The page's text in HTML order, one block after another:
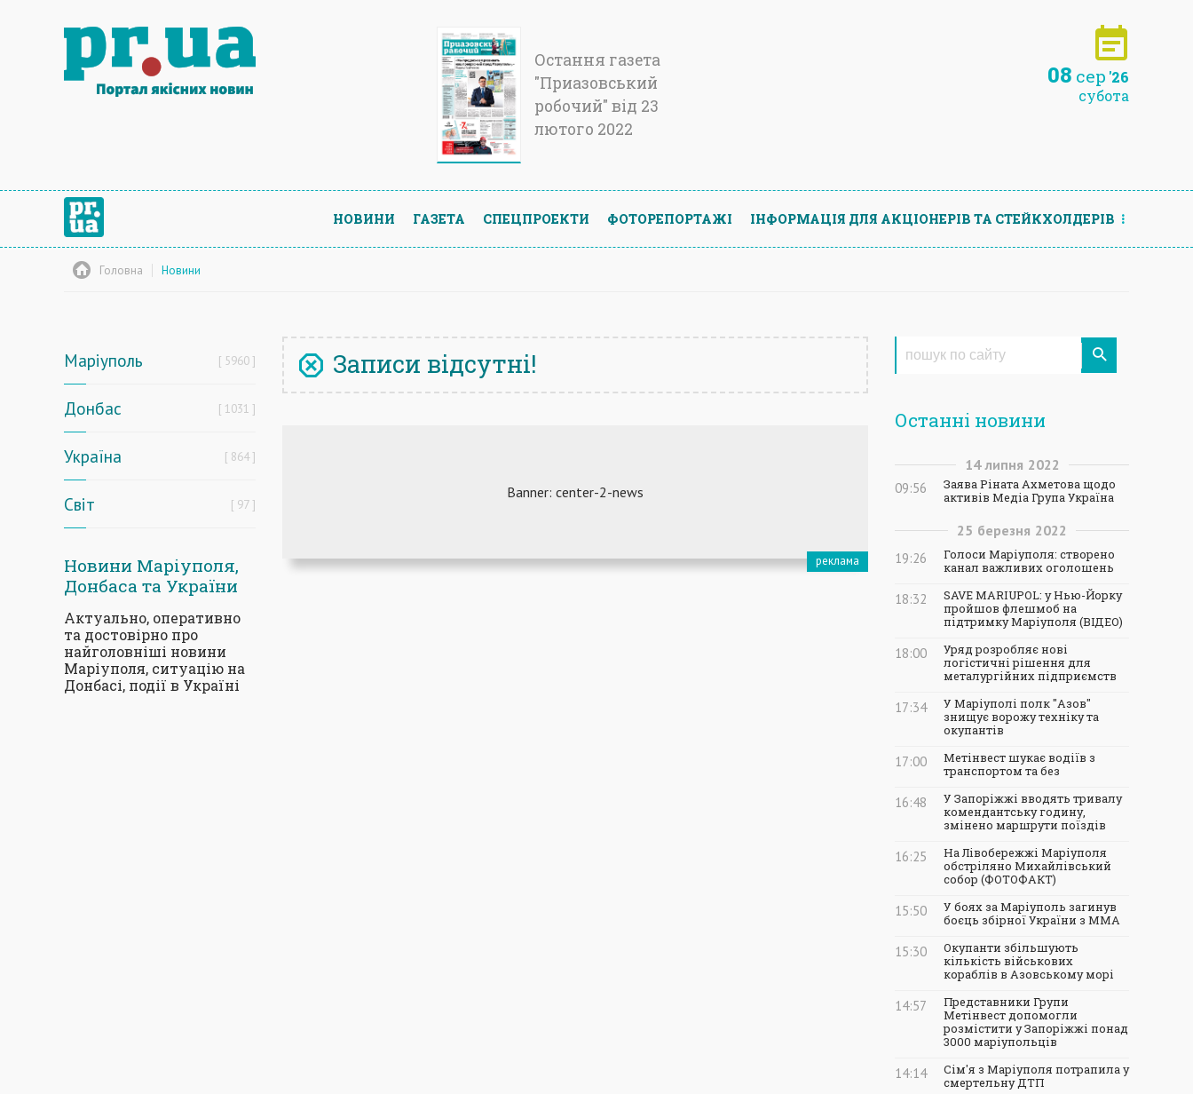
Остання газета
"Приазовський
робочий" від 23
лютого 2022
08 сер '26
субота
НОВИНИ ГАЗЕТА СПЕЦПРОЕКТИ ФОТОРЕПОРТАЖІ ІНФОРМАЦIЯ ДЛЯ АКЦIОНЕРIВ ТА СТЕЙКХОЛДЕРIВ
Головна Новини
Маріуполь 5960
Донбас 1031
Україна 864
Світ 97
Новини Маріуполя,
Донбаса та України
Актуально, оперативно
та достовірно про
найголовніші новини
Маріуполя, ситуацію на
Донбасі, події в Україні
Записи відсутні!
Останні новини
14 липня 2022
09:56
Заява Ріната Ахметова щодо
активів Медіа Група Україна
25 березня 2022
19:26
Голоси Маріуполя: створено
канал важливих оголошень
18:32
SAVE MARIUPOL: у Нью-Йорку
пройшов флешмоб на
підтримку Маріуполя (ВІДЕО)
18:00
Уряд розробляє нові
логістичні рішення для
металургійних підприємств
17:34
У Маріуполі полк "Азов"
знищує ворожу техніку та
окупантів
17:00
Метінвест шукає водіїв з
транспортом та без
16:48
У Запоріжжі вводять тривалу
комендантську годину,
змінено маршрути поїздів
16:25
На Лівобережжі Маріуполя
обстріляно Михайлівський
собор (ФОТОФАКТ)
15:50
У боях за Маріуполь загинув
боєць збірної України з ММА
15:30
Окупанти збільшують
кількість військових
кораблів в Азовському морі
14:57
Представники Групи
Метінвест допомогли
розмістити у Запоріжжі понад
3000 маріупольців
14:14
Сім'я з Маріуполя потрапила у
смертельну ДТП